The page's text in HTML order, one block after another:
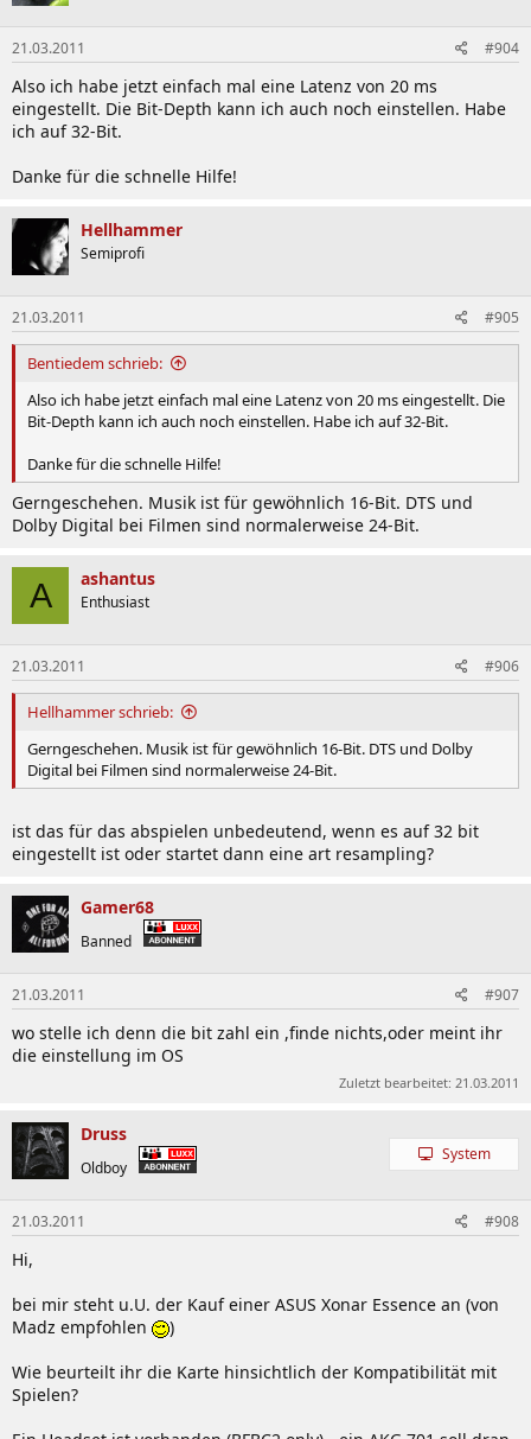
21.03.2011 #904
Also ich habe jetzt einfach mal eine Latenz von 20 ms
eingestellt. Die Bit-Depth kann ich auch noch einstellen. Habe
ich auf 32-Bit.
Danke für die schnelle Hilfe!
Hellhammer
Semiprofi
21.03.2011 #905
Bentiedem schrieb:
Also ich habe jetzt einfach mal eine Latenz von 20 ms eingestellt. Die
Bit-Depth kann ich auch noch einstellen. Habe ich auf 32-Bit.
Danke für die schnelle Hilfe!
Gerngeschehen. Musik ist für gewöhnlich 16-Bit. DTS und
Dolby Digital bei Filmen sind normalerweise 24-Bit.
A ashantus
Enthusiast
21.03.2011 #906
Hellhammer schrieb:
Gerngeschehen. Musik ist für gewöhnlich 16-Bit. DTS und Dolby
Digital bei Filmen sind normalerweise 24-Bit.
ist das für das abspielen unbedeutend, wenn es auf 32 bit
eingestellt ist oder startet dann eine art resampling?
Gamer68
Banned
21.03.2011 #907
wo stelle ich denn die bit zahl ein ,finde nichts,oder meint ihr
die einstellung im OS
Zuletzt bearbeitet: 21.03.2011
Druss
Oldboy
System
21.03.2011 #908
Hi,
bei mir steht u.U. der Kauf einer ASUS Xonar Essence an (von
Madz empfohlen
)
Wie beurteilt ihr die Karte hinsichtlich der Kompatibilität mit
Spielen?